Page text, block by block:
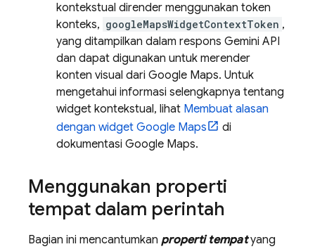
kontekstual dirender menggunakan token
konteks, googleMapsWidgetContextToken ,
yang ditampilkan dalam respons Gemini API
dan dapat digunakan untuk merender
konten visual dari Google Maps. Untuk
mengetahui informasi selengkapnya tentang
widget kontekstual, lihat Membuat alasan
dengan widget Google Maps
di
dokumentasi Google Maps.
Menggunakan properti
tempat dalam perintah
Bagian ini mencantumkan properti tempatyang